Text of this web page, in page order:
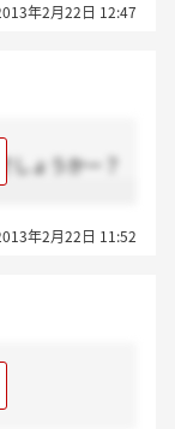
年2月22日 12:47
しょうかー？
年2月22日 11:52